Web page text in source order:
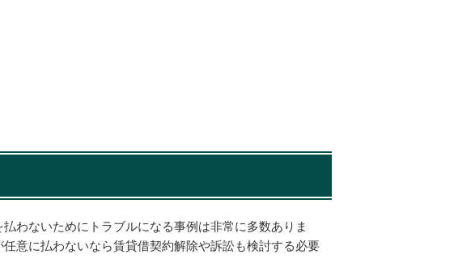
わないためにトラブルになる事例は非常に多数ありま
意に払わないなら賃貸借契約解除や訴訟も検討する必要